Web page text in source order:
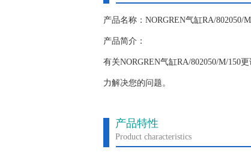
产品名称：NORGREN气缸RA/802050/
产品简介：
有关NORGREN气缸RA/802050/M/150
力解决您的问题。
产品特性
Product characteristics